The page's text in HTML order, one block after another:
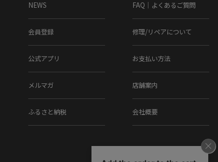
▼製法
▼在庫について
当店は、店頭同時販売のため、売り切れの場合がございま
その際は、当店の都合によりキャンセルとさせて頂きます
NEWS
会員登録
公式アプリ
メルマガ
ふるさと納税
FAQ｜よくあるご質問
修理/リペアについて
お支払い方法
店舗案内
会社概要